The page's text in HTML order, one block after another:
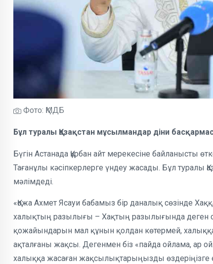
Фото: ҚМДБ
Бұл туралы Қазақстан мұсылмандар діни
Бүгін Астанада Құрбан айт мерекесіне байланысты
Тағанұлы кәсіпкерлерге үндеу жасады. Бұл туралы
мәлімдеді.
«Қожа Ахмет Ясауи бабамыз бір даналық сөзінде
халықтың разылығы – Хақтың разылығында деген
қожайындарын мал құнын қолдан көтермей,
ақталғаны жақсы. Дегенмен біз «пайда ойлама, ар
халыққа жасаған жақсылықтарыңызды өздеріңізге